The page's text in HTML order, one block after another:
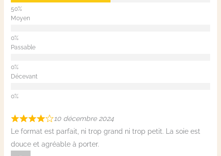
Moyen
Passable
Décevant
10 décembre 2024
Le format est parfait, ni trop grand ni trop petit. La soie est
douce et agréable à porter.